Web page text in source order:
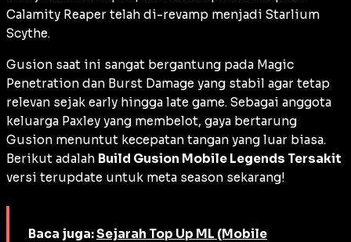
Calamity Reaper telah di-revamp menjadi Starlium
Scythe.
Gusion saat ini sangat bergantung pada Magic
Penetration dan Burst Damage yang stabil agar tetap
relevan sejak early hingga late game. Sebagai anggota
keluarga Paxley yang membelot, gaya bertarung
Gusion menuntut kecepatan tangan yang luar biasa.
Berikut adalah Build Gusion Mobile Legends Tersakit
versi terupdate untuk meta season sekarang!
Baca juga:Sejarah Top Up ML (Mobile